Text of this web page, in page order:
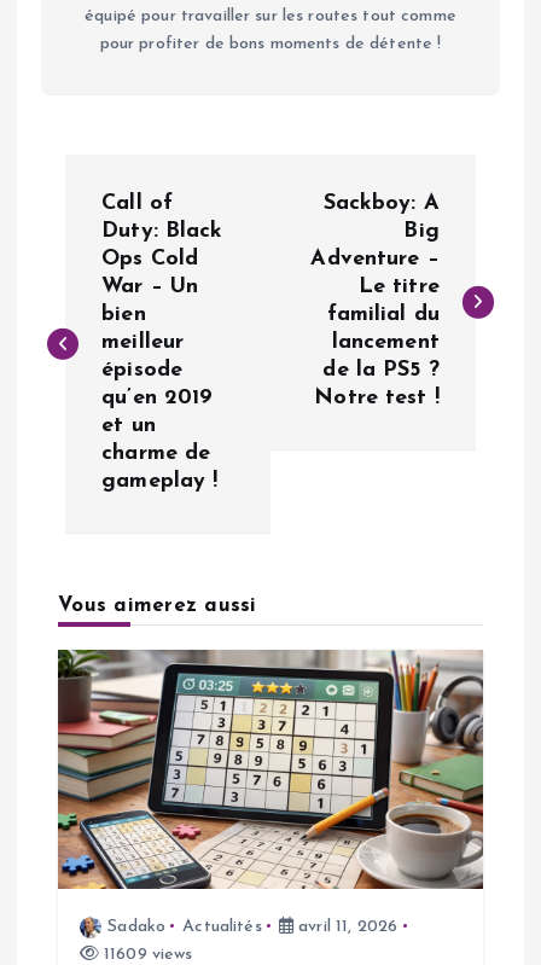
équipé pour travailler sur les routes tout comme
pour profiter de bons moments de détente !
i
o
n
d
e
Call of
Duty: Black
Ops Cold
War – Un
bien
meilleur
épisode
qu’en 2019
et un
charme de
gameplay !
Sackboy: A
Big
Adventure –
Le titre
familial du
lancement
de la PS5 ?
Notre test !
Vous aimerez aussi
Sadako Actualités
avril 11, 2026
11609 views